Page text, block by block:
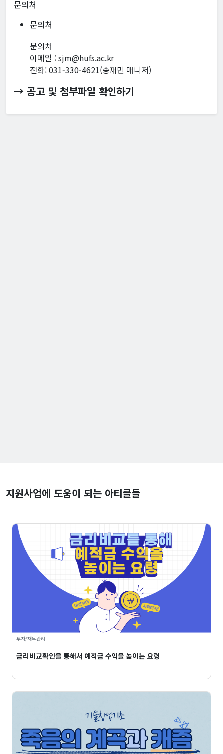
문의처
문의처
문의처
이메일 : sjm@hufs.ac.kr
전화: 031-330-4621(송재민 매니저)
→ 공고 및 첨부파일 확인하기
지원사업에 도움이 되는 아티클들
투자/재무관리
금리비교확인을 통해서 예적금 수익을 높이는 요령